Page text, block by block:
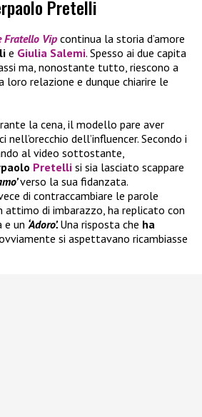
Pretelli
Fratello Vip continua la storia d’amore
e Giulia Salemi. Spesso ai due capita
ma, nonostante tutto, riescono a
loro relazione e dunque chiarire le
la cena, il modello pare aver
dell’influencer. Secondo i
al video sottostante,
Pretelli si sia lasciato scappare
verso la sua fidanzata.
di contraccambiare le parole
attimo di imbarazzo, ha replicato con
e un ‘Adoro’. Una risposta che ha
si aspettavano ricambiasse